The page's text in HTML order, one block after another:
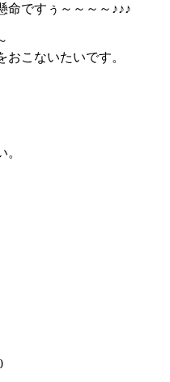
命ですぅ～～～～♪♪♪
こないたいです。